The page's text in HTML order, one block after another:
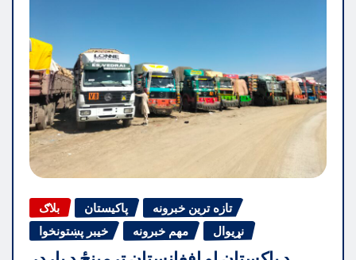
بلاګ پاکیستان
تازه ترین خبرونه
خیبر پښتونخوا
مهم خبرونه نړیوال